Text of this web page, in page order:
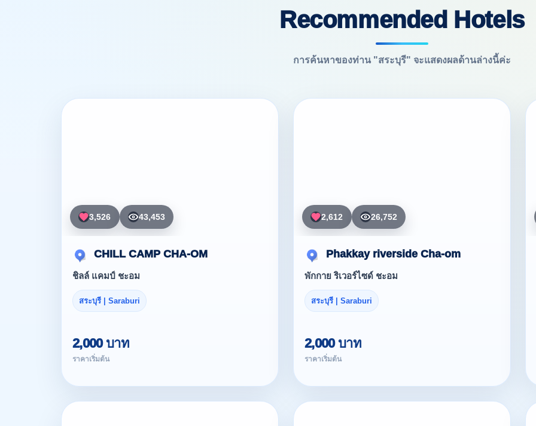
Recommended Hotels
การค้นหาของท่าน "สระบุรี" จะแสดงผลด้านล่างนี้ค่ะ
3,526 43,453
CHILL CAMP CHA-OM
ชิลล์ แคมป์ ชะอม
สระบุรี | Saraburi
2,000 บาท
ราคาเริ่มต้น
2,612 26,752
Phakkay riverside Cha-om
พักกาย ริเวอร์ไซด์ ชะอม
สระบุรี | Saraburi
2,000 บาท
ราคาเริ่มต้น